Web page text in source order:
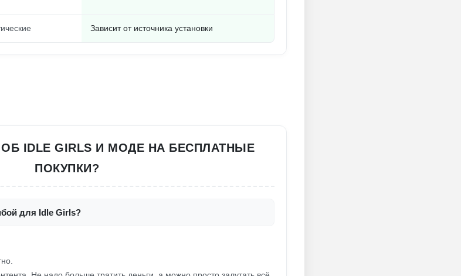
Зависит от источника установки
IDLE GIRLS И МОДЕ НА БЕСПЛАТНЫЕ
ПОКУПКИ?
для Idle Girls?